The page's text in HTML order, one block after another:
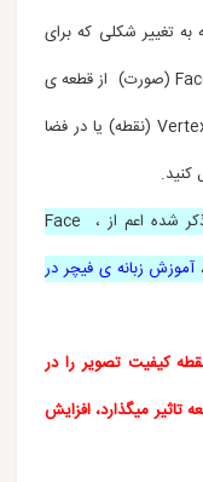
تغییر شکلی که برای
قطعه درنظر دارید میتوانید نقطه ای را در یک Face (صورت) از قطعه ی
موردنظر ، Surface (سطح) ، Edge (لبه) , Vertex (نقطه) یا در فضا
کنید.
(برای دریافت اطلاعات بیشتر درباره ی موارد ذکر شده اعم از Face ،
آموزش زبانه ی فیچر در
کیفیت تصویر را در
میگذارد، افزایش